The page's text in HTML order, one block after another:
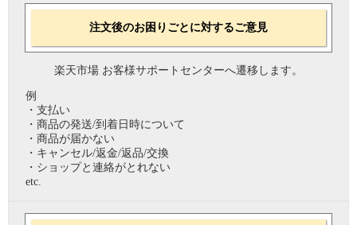
注文後のお困りごとに対するご意見
楽天市場 お客様サポートセンターへ遷移します。
例
・支払い
・商品の発送/到着日時について
・商品が届かない
・キャンセル/返金/返品/交換
・ショップと連絡がとれない
etc.